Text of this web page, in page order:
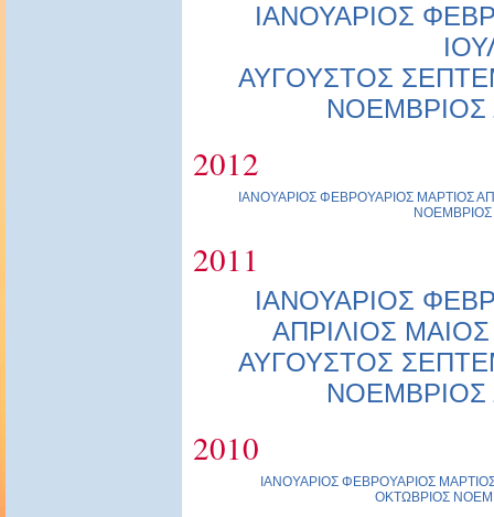
ΙΑΝΟΥΑΡΙΟΣ
ΑΥΓΟΥΣΤΟΣ
ΝΟΕΜΒΡΙΟΣ
2012
ΙΑΝΟΥΑΡΙΟΣ ΦΕΒΡΟΥΑΡΙΟΣ ΜΑΡΤΙΟΣ
ΝΟΕΜΒΡΙΟΣ
2011
ΙΑΝΟΥΑΡΙΟΣ
ΑΠΡΙΛΙΟΣ ΜΑΙΟΣ
ΑΥΓΟΥΣΤΟΣ
ΝΟΕΜΒΡΙΟΣ
2010
ΙΑΝΟΥΑΡΙΟΣ ΦΕΒΡΟΥΑΡΙΟΣ
ΟΚΤΩΒΡΙΟΣ